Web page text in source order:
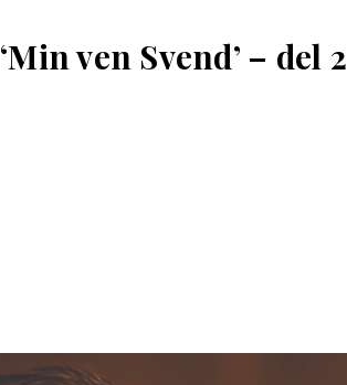
‘Min ven Svend’ – del 2